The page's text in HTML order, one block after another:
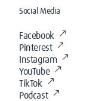
Social Media
Facebook
Pinterest
Instagram
YouTube
TikTok
Podcast